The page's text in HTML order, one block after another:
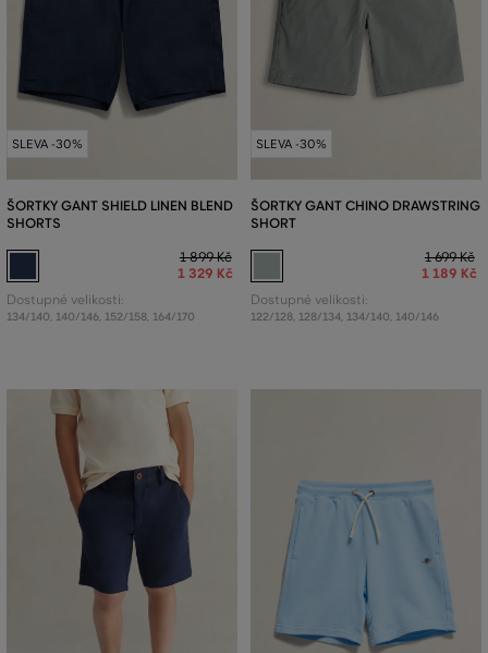
SLEVA -30%
ŠORTKY GANT SHIELD LINEN BLEND
SHORTS
1 899 Kč
1 329 Kč
Dostupné velikosti:
134/140, 140/146, 152/158, 164/170
SLEVA -30%
ŠORTKY GANT CHINO DRAWSTRING
SHORT
1 699 Kč
1 189 Kč
Dostupné velikosti:
122/128, 128/134, 134/140, 140/146